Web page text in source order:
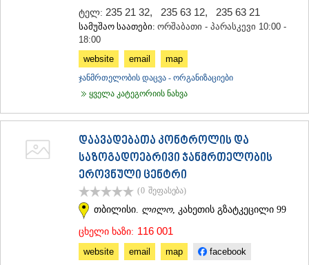
ტელ: 235 21 32, 235 63 12, 235 63 21
სამუშაო საათები: ორშაბათი - პარასკევი 10:00 -
18:00
website
email map
ჯანმრთელობის დაცვა - ორგანიზაციები
ყველა კატეგორიის ნახვა
დაავადებათა კონტროლის და
საზოგადოებრივი ჯანმრთელობის
ეროვნული ცენტრი
(0 შეფასება)
თბილისი. ლილო, კახეთის გზატკეცილი 99
ცხელი ხაზი: 116 001
website email map facebook